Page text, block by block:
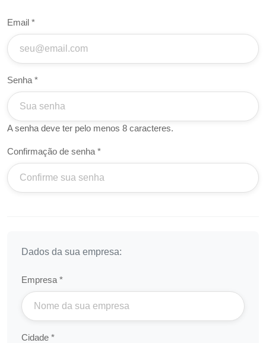
Email *
Senha *
A senha deve ter pelo menos 8 caracteres.
Confirmação de senha *
Dados da sua empresa:
Empresa *
Cidade *